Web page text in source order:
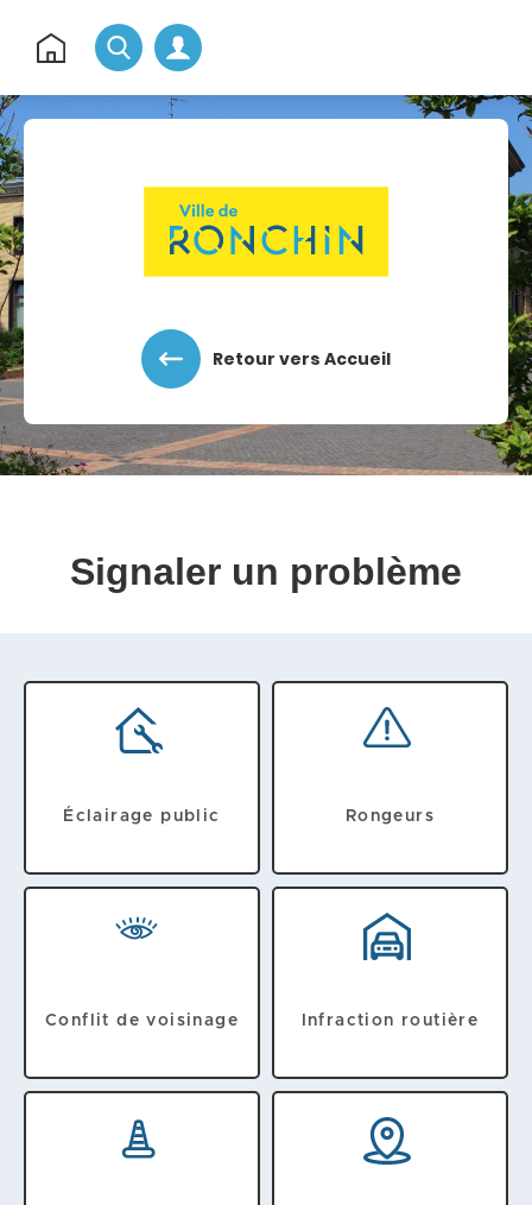
Accéder au menu
Retour
l'accueil
Rechercher
Retour vers Accueil
Signaler un problème
Éclairage public Rongeurs
Conflit de voisinage Infraction routière